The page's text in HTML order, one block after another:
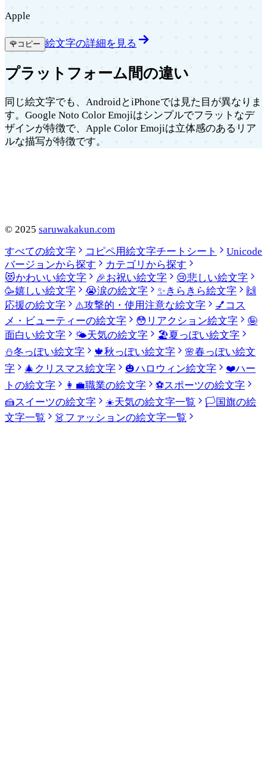
Apple
🌹 コピー 絵文字の詳細を見る
プラットフォーム間の違い
同じ絵文字でも、AndroidとiPhoneでは見た目が異なりま
す。Google Noto Color Emojiはシンプルでフラットなデ
ザインが特徴で、Apple Color Emojiは立体感のあるリア
ルな描写が特徴です。
© 2025 saruwakakun.com
すべての絵文字
コピペ用絵文字チートシート
Unicode
バージョンから探す
カテゴリから探す
😻かわいい絵文字 🎉お祝い絵文字 😢悲しい絵文字
🥳嬉しい絵文字 😭涙の絵文字 ✨きらきら絵文字
🙌
応援の絵文字
⚠️攻撃的・使用注意な絵文字 💅 コス
メ・ビューティーの絵文字
😳 リアクション絵文字
🤪
面白い絵文字
🌤️天気の絵文字 🏖️夏っぽい絵文字
⛄冬っぽい絵文字 🍁秋っぽい絵文字 🌸春っぽい絵文
字
🎄 クリスマス絵文字 🎃ハロウィン絵文字 ❤️ハー
トの絵文字
👩‍💼職業の絵文字 ⚽スポーツの絵文字
🍰スイーツの絵文字 ☀️天気の絵文字一覧 🏳️国旗の絵
文字一覧
👗ファッションの絵文字一覧